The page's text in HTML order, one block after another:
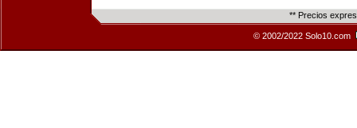
** Precios
© 2002/2022 Solo10.com